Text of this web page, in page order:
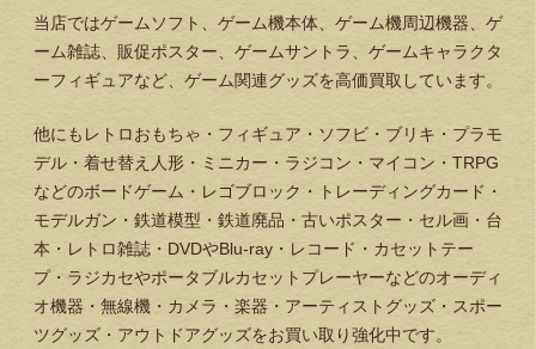
当店ではゲームソフト、ゲーム機本体、ゲーム機周辺機器、ゲ
ーム雑誌、販促ポスター、ゲームサントラ、ゲームキャラクタ
ーフィギュアなど、ゲーム関連グッズを高価買取しています。
他にもレトロおもちゃ・フィギュア・ソフビ・ブリキ・プラモ
デル・着せ替え人形・ミニカー・ラジコン・マイコン・TRPG
などのボードゲーム・レゴブロック・トレーディングカード・
モデルガン・鉄道模型・鉄道廃品・古いポスター・セル画・台
本・レトロ雑誌・DVDやBlu-ray・レコード・カセットテー
プ・ラジカセやポータブルカセットプレーヤーなどのオーディ
オ機器・無線機・カメラ・楽器・アーティストグッズ・スポー
ツグッズ・アウトドアグッズをお買い取り強化中です。